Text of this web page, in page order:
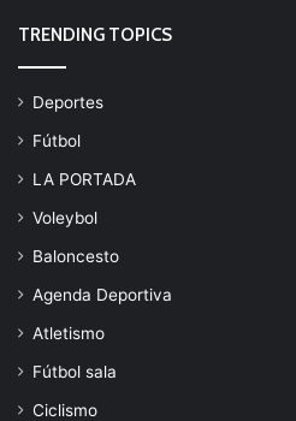
TRENDING TOPICS
Deportes
Fútbol
LA PORTADA
Voleybol
Baloncesto
Agenda Deportiva
Atletismo
Fútbol sala
Ciclismo